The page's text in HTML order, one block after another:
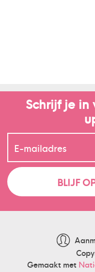
Schrijf je
Gemaakt met